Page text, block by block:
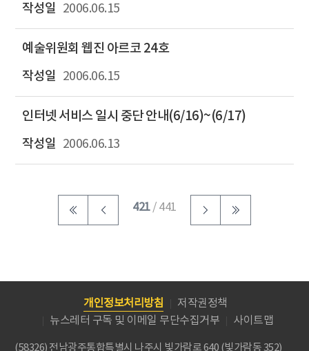
2006.06.15
예술위원회 웹진 아르코 24호
2006.06.15
인터넷 서비스 일시 중단 안내(6/16)~(6/17)
2006.06.13
421/ 441
개인정보처리방침
저작권정책
뉴스레터 구독 및 이메일 무단수집거부
사이트맵
(58326) 전남광주통합특별시 나주시 빛가람로 640 (빛가람동 352)